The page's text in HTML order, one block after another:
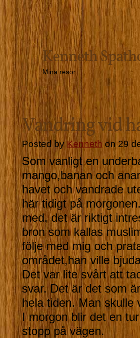
Kenneth
Mina resor
Vandring vid
Posted byKennethon 29
Som vanligt en
mango,banan och
havet och vandrade
här tidigt på
med, det är riktigt
bron som kallas
följe med mig och
området,han ville
Det var lite svårt att
svar. Det är det som
hela tiden. Man skulle
I morgon blir det en
stopp på vägen.